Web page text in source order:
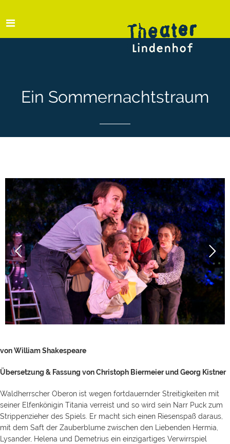
Ein Sommernachtstraum
von William Shakespeare
Übersetzung & Fassung von Christoph Biermeier und Georg Kistner
Waldherrscher Oberon ist wegen fortdauernder Streitigkeiten mit
seiner Elfenkönigin Titania verreist und so wird sein Narr Puck zum
Strippenzieher des Spiels. Er macht sich einen Riesenspaß daraus,
mit dem Saft der Zauberblume zwischen den Liebenden Hermia,
Lysander, Helena und Demetrius ein einzigartiges Verwirrspiel